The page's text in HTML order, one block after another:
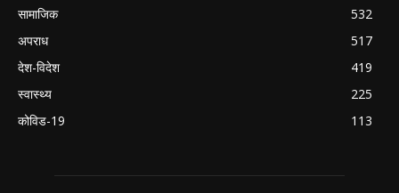
सामाजिक
532
अपराध
517
देश-विदेश
419
स्वास्थ्य
225
कोविड-19
113